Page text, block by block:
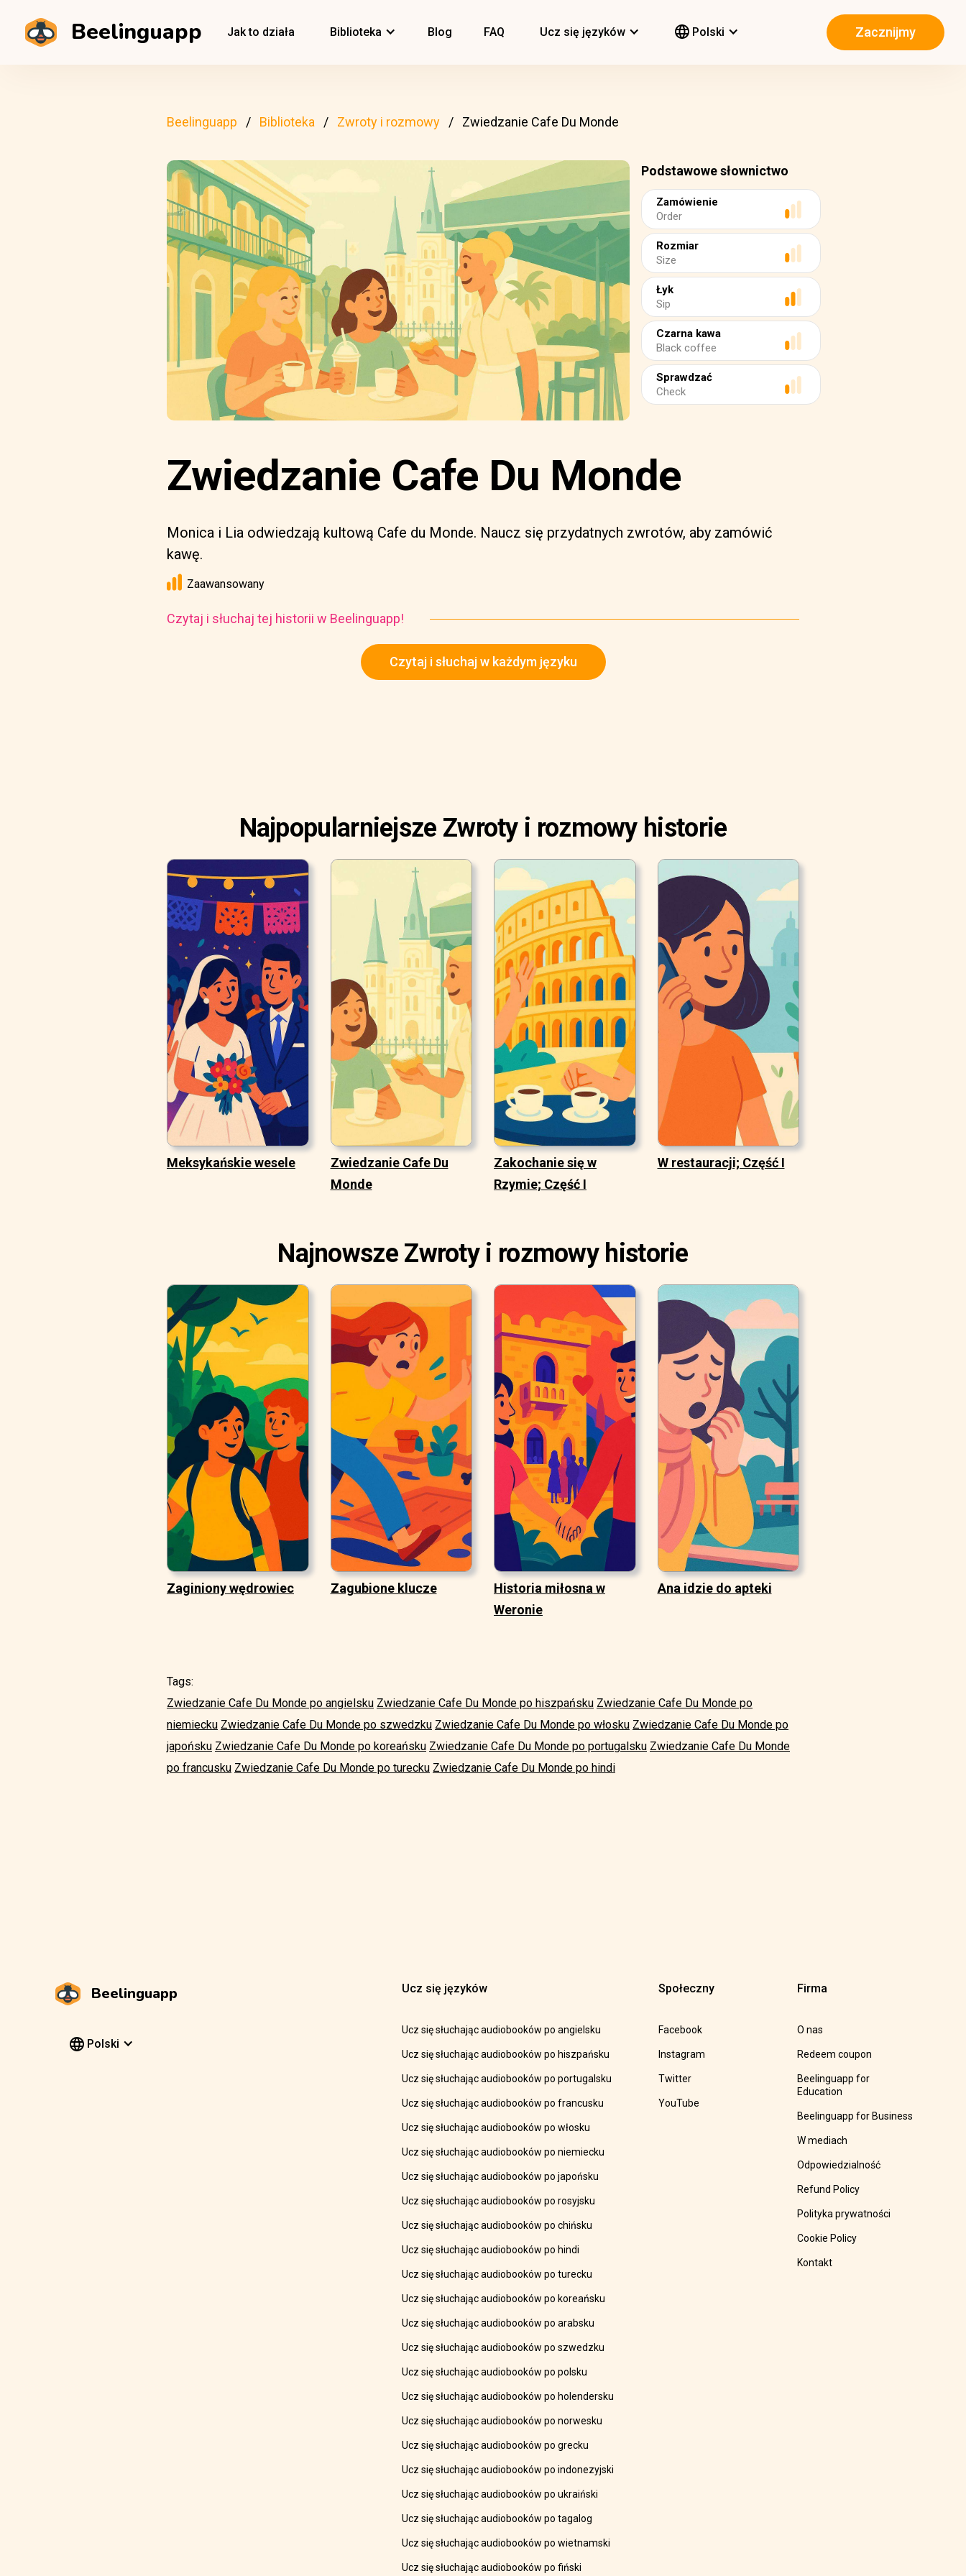
Beelinguapp Jak to działa Biblioteka Blog FAQ Ucz się języków Polski Zacznijmy
Beelinguapp Biblioteka Zwroty i rozmowy Zwiedzanie Cafe Du Monde
Podstawowe słownictwo
Zamówienie
Order
Rozmiar
Size
Łyk
Sip
Czarna kawa
Black coffee
Sprawdzać
Check
Zwiedzanie Cafe Du Monde
Monica i Lia odwiedzają kultową Cafe du Monde. Naucz się przydatnych zwrotów, aby zamówić
kawę.
Zaawansowany
Czytaj i słuchaj tej historii w Beelinguapp!
Czytaj i słuchaj w każdym języku
Najpopularniejsze Zwroty i rozmowy historie
Meksykańskie wesele
Zwiedzanie Cafe Du
Monde
Zakochanie się w
Rzymie; Część I
W restauracji; Część I
Najnowsze Zwroty i rozmowy historie
Zaginiony wędrowiec Zagubione klucze
Historia miłosna w
Weronie
Ana idzie do apteki
Tags:
Zwiedzanie Cafe Du Monde po angielsku Zwiedzanie Cafe Du Monde po hiszpańsku Zwiedzanie Cafe Du Monde po
niemiecku Zwiedzanie Cafe Du Monde po szwedzku Zwiedzanie Cafe Du Monde po włosku Zwiedzanie Cafe Du Monde po
japońsku Zwiedzanie Cafe Du Monde po koreańsku Zwiedzanie Cafe Du Monde po portugalsku Zwiedzanie Cafe Du Monde
po francusku Zwiedzanie Cafe Du Monde po turecku Zwiedzanie Cafe Du Monde po hindi
Beelinguapp
Polski
Ucz się języków
Ucz się słuchając audiobooków po angielsku
Ucz się słuchając audiobooków po hiszpańsku
Ucz się słuchając audiobooków po portugalsku
Ucz się słuchając audiobooków po francusku
Ucz się słuchając audiobooków po włosku
Ucz się słuchając audiobooków po niemiecku
Ucz się słuchając audiobooków po japońsku
Ucz się słuchając audiobooków po rosyjsku
Ucz się słuchając audiobooków po chińsku
Ucz się słuchając audiobooków po hindi
Ucz się słuchając audiobooków po turecku
Ucz się słuchając audiobooków po koreańsku
Ucz się słuchając audiobooków po arabsku
Ucz się słuchając audiobooków po szwedzku
Ucz się słuchając audiobooków po polsku
Ucz się słuchając audiobooków po holendersku
Ucz się słuchając audiobooków po norwesku
Ucz się słuchając audiobooków po grecku
Ucz się słuchając audiobooków po indonezyjski
Ucz się słuchając audiobooków po ukraiński
Ucz się słuchając audiobooków po tagalog
Ucz się słuchając audiobooków po wietnamski
Ucz się słuchając audiobooków po fiński
Społeczny
Facebook
Instagram
Twitter
YouTube
Firma
O nas
Redeem coupon
Beelinguapp for
Education
Beelinguapp for Business
W mediach
Odpowiedzialność
Refund Policy
Polityka prywatności
Cookie Policy
Kontakt